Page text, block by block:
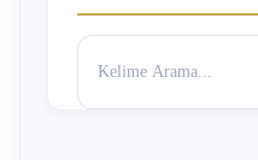
Arama: